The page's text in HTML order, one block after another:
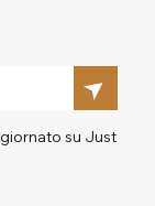
su Just